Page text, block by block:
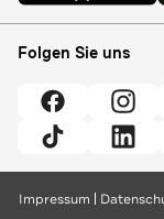
Folgen Sie uns
Impressum